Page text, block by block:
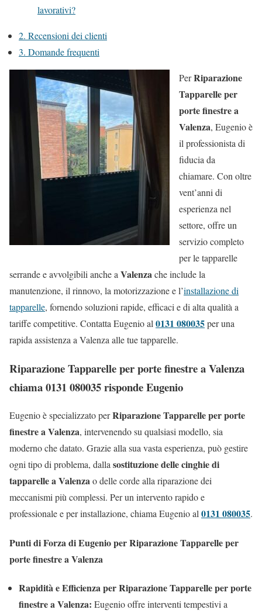
lavorativi?
2. Recensioni dei clienti
3. Domande frequenti
PerRiparazione
Tapparelle per
porte finestre a
Valenza, Eugenio è
il professionista di
fiducia da
chiamare. Con oltre
vent’anni di
esperienza nel
settore, offre un
servizio completo
per le tapparelle
serrande e avvolgibili anche a Valenzache include la
manutenzione, il rinnovo, la motorizzazione e l’installazione di
tapparelle, fornendo soluzioni rapide, efficaci e di alta qualità a
tariffe competitive. Contatta Eugenio al 0131 080035per una
rapida assistenza a Valenza alle tue tapparelle.
Riparazione Tapparelle per porte finestre a Valenza
chiama 0131 080035 risponde Eugenio
Eugenio è specializzato perRiparazione Tapparelle per porte
finestre a Valenza, intervenendo su qualsiasi modello, sia
moderno che datato. Grazie alla sua vasta esperienza, può gestire
ogni tipo di problema, dallasostituzione delle cinghie di
tapparelle a Valenzao delle corde alla riparazione dei
meccanismi più complessi. Per un intervento rapido e
professionale e per installazione, chiama Eugenio al0131 080035.
Punti di Forza di Eugenio per Riparazione Tapparelle per
porte finestre a Valenza
Rapidità e Efficienza per Riparazione Tapparelle per porte
finestre a Valenza: Eugenio offre interventi tempestivi a